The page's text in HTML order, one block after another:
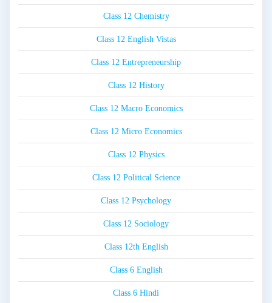
Class 12 Chemistry
Class 12 English Vistas
Class 12 Entrepreneurship
Class 12 History
Class 12 Macro Economics
Class 12 Micro Economics
Class 12 Physics
Class 12 Political Science
Class 12 Psychology
Class 12 Sociology
Class 12th English
Class 6 English
Class 6 Hindi